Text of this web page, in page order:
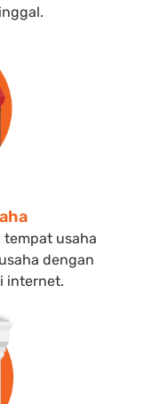
tempat usaha
dengan
internet.